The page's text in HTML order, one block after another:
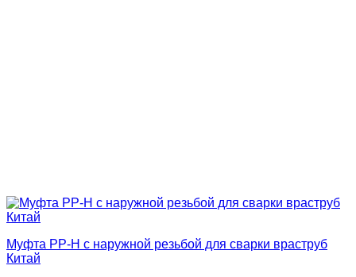
Муфта PP-H с наружной резьбой для сварки враструб
Китай